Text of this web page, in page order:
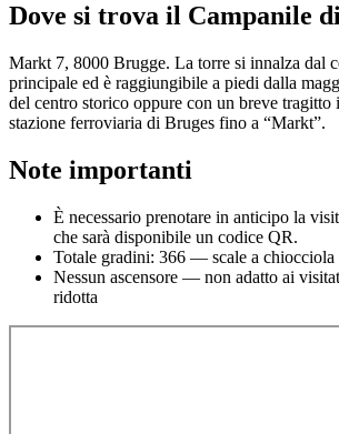
Dove si trova il Campanile
Markt 7, 8000 Brugge. La torre si innalza dal
principale ed è raggiungibile a piedi dalla
del centro storico oppure con un breve tragitto
stazione ferroviaria di Bruges fino a “Markt”.
Note importanti
È necessario prenotare in anticipo la
che sarà disponibile un codice QR.
Totale gradini: 366 — scale a chiocciola
Nessun ascensore — non adatto ai
ridotta